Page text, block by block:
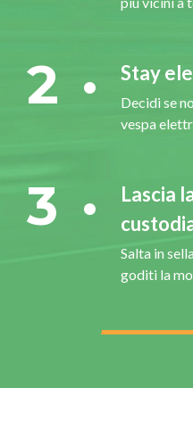
2 Stay
Decidi se
vespa
3
Lascia
Salta in
goditi la